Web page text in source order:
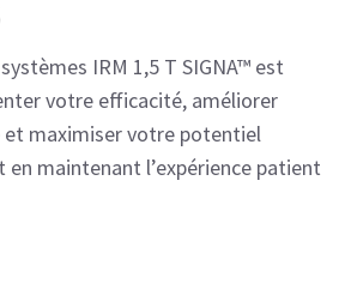
IRM 1,5 T SIGNA™ est
votre efficacité, améliorer
maximiser votre potentiel
maintenant l’expérience patient